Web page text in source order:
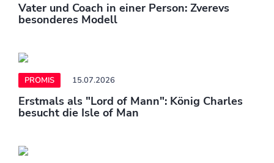
Vater und Coach in einer Person: Zverevs
besonderes Modell
PROMIS 15.07.2026
Erstmals als "Lord of Mann": König Charles
besucht die Isle of Man